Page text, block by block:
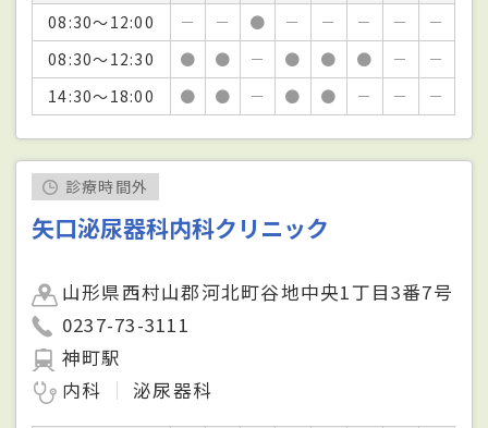
08:30～12:00
－ － ● － － － －
－
08:30～12:30
● ● － ● ● ● －
－
14:30～18:00
● ● － ● ● － － －
診療時間外
矢口泌尿器科内科クリニック
山形県西村山郡河北町谷地中央1丁目3番7号
0237-73-3111
神町駅
内科
泌尿器科